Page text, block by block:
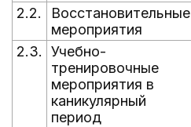
2.2.
Восстановительные
мероприятия
2.3.
Учебно-
тренировочные
мероприятия в
каникулярный
период